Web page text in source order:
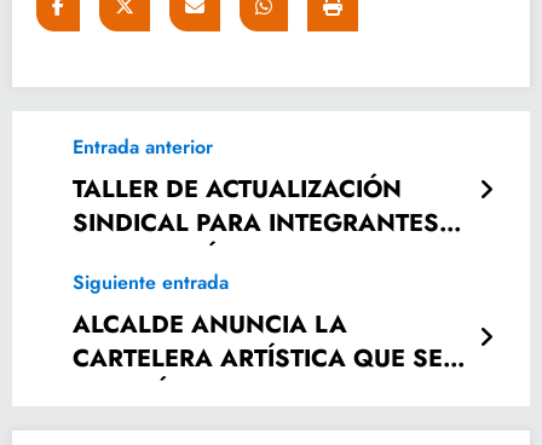
Entrada anterior
TALLER DE ACTUALIZACIÓN
SINDICAL PARA INTEGRANTES
DEL COMITÉ EJECUTIVO DE LA
SECCIÓN 26
Siguiente entrada
ALCALDE ANUNCIA LA
CARTELERA ARTÍSTICA QUE SE
TENDRÁ EN LA FERIA DEL
ARTESANO.